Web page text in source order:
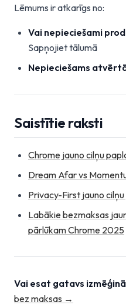
Lēmums ir atkarīgs no:
Vai nepieciešami
Sapņojiet tālumā
Nepieciešams
Saistītie raksti
Chrome jauno cilņu
Dream Afar vs
Privacy-First jauno
Labākie bezmaksas
pārlūkam Chrome 2025
Vai esat gatavs
bez maksas →